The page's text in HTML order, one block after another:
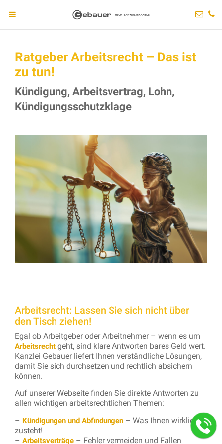
Ratgeber Arbeitsrecht – Das ist
zu tun!
Kündigung, Arbeitsvertrag, Lohn,
Kündigungsschutzklage
Arbeitsrecht: Lassen Sie sich nicht über
den Tisch ziehen!
Egal ob Arbeitgeber oder Arbeitnehmer – wenn es um
Arbeitsrecht geht, sind klare Antworten bares Geld wert.
Kanzlei Gebauer liefert Ihnen verständliche Lösungen,
damit Sie sich durchsetzen und rechtlich absichern
können.
Auf unserer Webseite finden Sie direkte Antworten zu
allen wichtigen arbeitsrechtlichen Themen:
– Kündigungen und Abfindungen – Was Ihnen wirklich
zusteht!
– Arbeitsverträge – Fehler vermeiden und Fallen